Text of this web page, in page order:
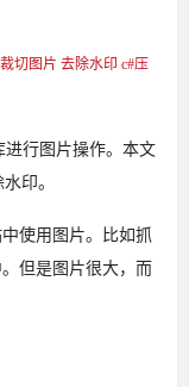
裁切图片 去除水印 c#压
进行图片操作。本文
印。
使用图片。比如抓
但是图片很大，而